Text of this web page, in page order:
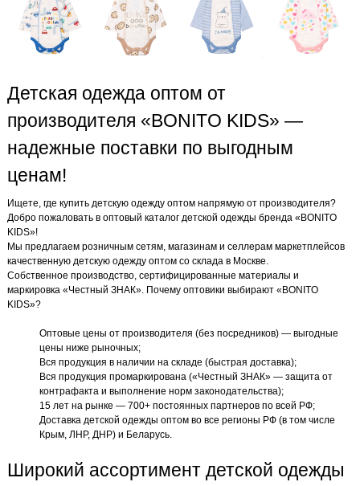
Детская одежда оптом от
производителя «BONITO KIDS» —
надежные поставки по выгодным
ценам!
Ищете, где купить детскую одежду оптом напрямую от производителя?
Добро пожаловать в оптовый каталог детской одежды бренда «BONITO
KIDS»!
Мы предлагаем розничным сетям, магазинам и селлерам маркетплейсов
качественную детскую одежду оптом со склада в Москве.
Собственное производство, сертифицированные материалы и
маркировка «Честный ЗНАК». Почему оптовики выбирают «BONITO
KIDS»?
Оптовые цены от производителя (без посредников) — выгодные
цены ниже рыночных;
Вся продукция в наличии на складе (быстрая доставка);
Вся продукция промаркирована («Честный ЗНАК» — защита от
контрафакта и выполнение норм законодательства);
15 лет на рынке — 700+ постоянных партнеров по всей РФ;
Доставка детской одежды оптом во все регионы РФ (в том числе
Крым, ЛНР, ДНР) и Беларусь.
Широкий ассортимент детской одежды